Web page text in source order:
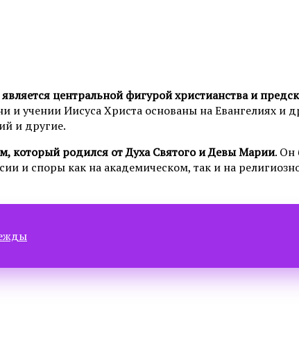
является центральной фигурой христианства и
учении Иисуса Христа основаны на Евангелиях и
и другие.
который родился от Духа Святого и Девы Марии. Он
и споры как на академическом, так и на